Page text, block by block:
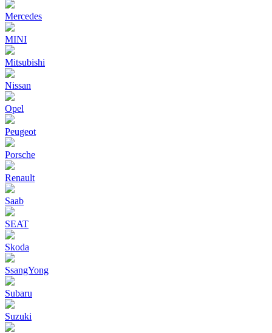
Mercedes
MINI
Mitsubishi
Nissan
Opel
Peugeot
Porsche
Renault
Saab
SEAT
Skoda
SsangYong
Subaru
Suzuki